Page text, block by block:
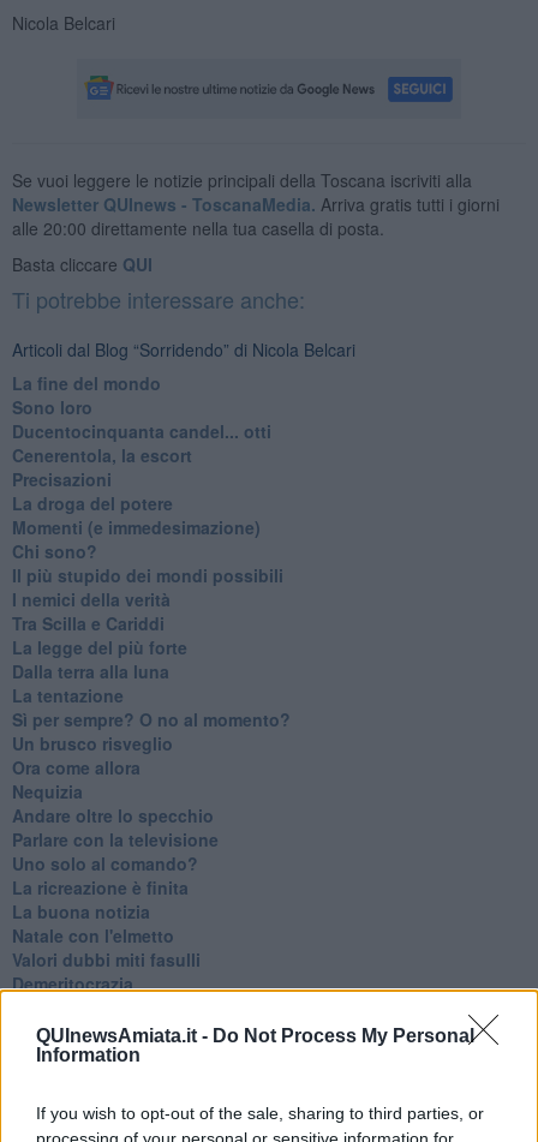
QUInewsAmiata.it - Do Not Process My Personal
Information
If you wish to opt-out of the sale, sharing to third parties, or
processing of your personal or sensitive information for
Nicola Belcari
Se vuoi leggere le notizie principali della Toscana iscriviti alla
Newsletter QUInews - ToscanaMedia. Arriva gratis tutti i giorni
alle 20:00 direttamente nella tua casella di posta.
Basta cliccare QUI
Ti potrebbe interessare anche:
Articoli dal Blog “Sorridendo” di Nicola Belcari
La fine del mondo
Sono loro
Ducentocinquanta candel... otti
Cenerentola, la escort
Precisazioni
La droga del potere
Momenti (e immedesimazione)
Chi sono?
Il più stupido dei mondi possibili
I nemici della verità
Tra Scilla e Cariddi
La legge del più forte
Dalla terra alla luna
La tentazione
​Sì per sempre? O no al momento?
Un brusco risveglio
Ora come allora
Nequizia
Andare oltre lo specchio
Parlare con la televisione
Uno solo al comando?
La ricreazione è finita
La buona notizia
Natale con l'elmetto
Valori dubbi miti fasulli
Demeritocrazia
Halloween
​Lucrezia Borgia, una storia di potere
Il terzo compito
L'abiura di Galileo